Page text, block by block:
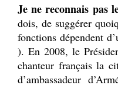
Je ne reconnais pas
dois, de suggérer
fonctions dépendent
). En 2008, le
chanteur français la
d’ambassadeur